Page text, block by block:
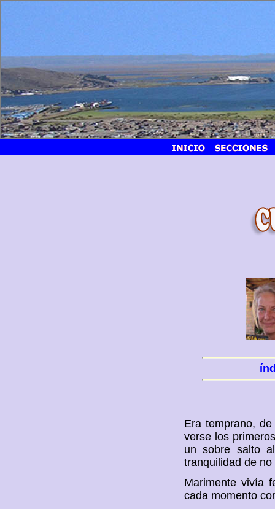
Era temprano,
verse los
un sobre salto
tranquilidad de
Marimente vivía
cada momento